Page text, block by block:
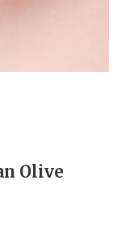
Olive